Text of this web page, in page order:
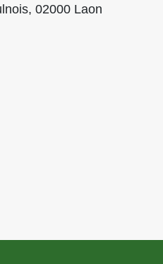
02000 Laon